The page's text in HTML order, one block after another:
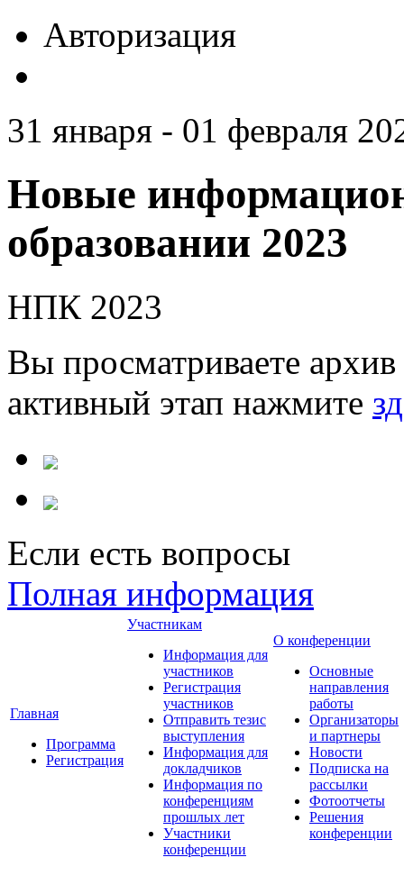
Авторизация
31 января - 01 февраля
Новые
образовании 2023
НПК 2023
Вы просматриваете
активный этап нажмите
Если есть вопросы
Полная информация
Главная
Программа
Регистрация
Участникам
Информация для
участников
Регистрация
участников
Отправить тезис
выступления
Информация для
докладчиков
Информация по
конференциям
прошлых лет
Участники
конференции
О конференции
Основные
направления
работы
Организаторы
и партнеры
Новости
Подписка на
рассылки
Фотоотчеты
Решения
конференции